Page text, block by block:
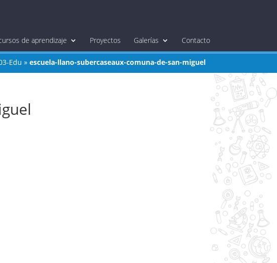
de aprendizaje Proyectos Galerías Contacto
Edu »escuela-llano-subercaseaux-comuna-de-san-miguel